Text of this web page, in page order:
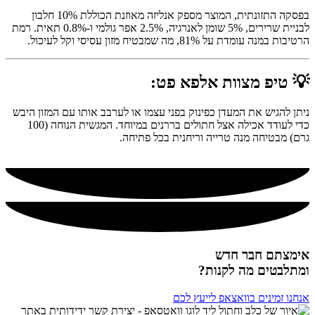
בפסקה התזונתית, המוצר מספק אנליזה מאוזנת הכוללת 10% חלבון
לבניית שרירים, 5% שומן לאנרגיה, 2.5% אפר גולמי ו-0.8% תאית. רמת
הרטיבות במנה עומדת על 81%, מה שמבטיח מזון עסיסי וקל לעיכול.
💡 טיפ מצוות אלפא פט:
ניתן להגיש את המעדן כפינוק בפני עצמו או לערבב אותו עם המזון היבש
כדי לעודד אכילה אצל חתולים בררנים במיוחד. המגשית הנוחה (100
גרם) מבטיחה מנה טרייה וריחנית בכל פתיחה.
אימצתם חבר חדש
ומתלבטים מה לקנות?
אנחנו זמינים בוואצאפ לייעץ לכם